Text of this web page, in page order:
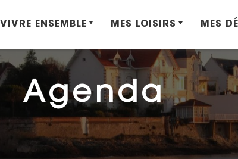
VIVRE ENSEMBLE MES LOISIRS MES
Agenda